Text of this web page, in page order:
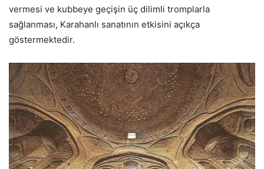
vermesi ve kubbeye geçişin üç dilimli tromplarla
sağlanması, Karahanlı sanatının etkisini açıkça
göstermektedir.